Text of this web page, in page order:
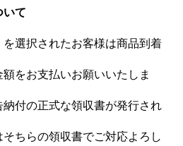
いて
選択されたお客様は商品到着
をお支払いお願いいたしま
付の正式な領収書が発行され
ちらの領収書でご対応よろし